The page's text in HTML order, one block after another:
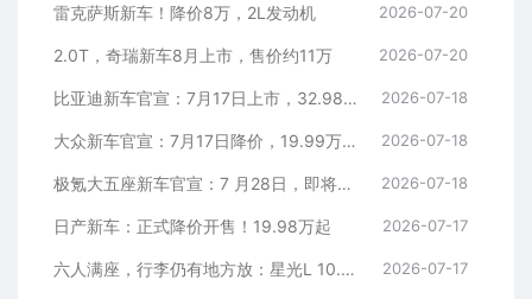
雷克萨斯新车！降价8万，2L发动机 2026-07-20
2.0T，奇瑞新车8月上市，售价约11万 2026-07-20
比亚迪新车官宣：7月17日上市，32.98万元 2026-07-18
大众新车官宣：7月17日降价，19.99万元起 2026-07-18
极氪大五座新车官宣：7 月28日，即将上市 2026-07-18
日产新车：正式降价开售！19.98万起 2026-07-17
六人满座，行李仍有地方放：星光L 10.98万元起 2026-07-17